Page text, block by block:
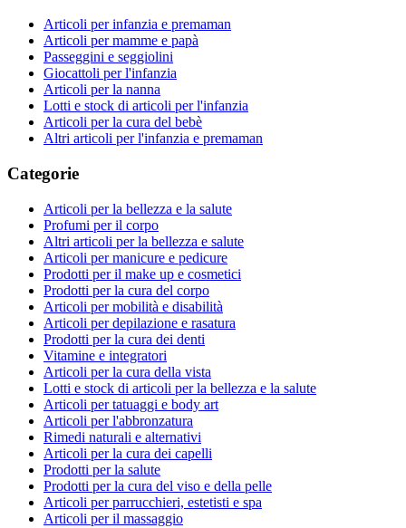
Articoli per infanzia e premaman
Articoli per mamme e papà
Passeggini e seggiolini
Giocattoli per l'infanzia
Articoli per la nanna
Lotti e stock di articoli per l'infanzia
Articoli per la cura del bebè
Altri articoli per l'infanzia e premaman
Categorie
Articoli per la bellezza e la salute
Profumi per il corpo
Altri articoli per la bellezza e salute
Articoli per manicure e pedicure
Prodotti per il make up e cosmetici
Prodotti per la cura del corpo
Articoli per mobilità e disabilità
Articoli per depilazione e rasatura
Prodotti per la cura dei denti
Vitamine e integratori
Articoli per la cura della vista
Lotti e stock di articoli per la bellezza e la salute
Articoli per tatuaggi e body art
Articoli per l'abbronzatura
Rimedi naturali e alternativi
Articoli per la cura dei capelli
Prodotti per la salute
Prodotti per la cura del viso e della pelle
Articoli per parrucchieri, estetisti e spa
Articoli per il massaggio